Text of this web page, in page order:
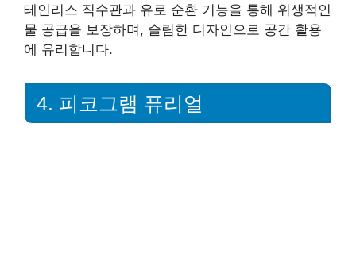
테인리스 직수관과 유로 순환 기능을 통해 위생적인
물 공급을 보장하며, 슬림한 디자인으로 공간 활용
에 유리합니다.
4. 피코그램 퓨리얼